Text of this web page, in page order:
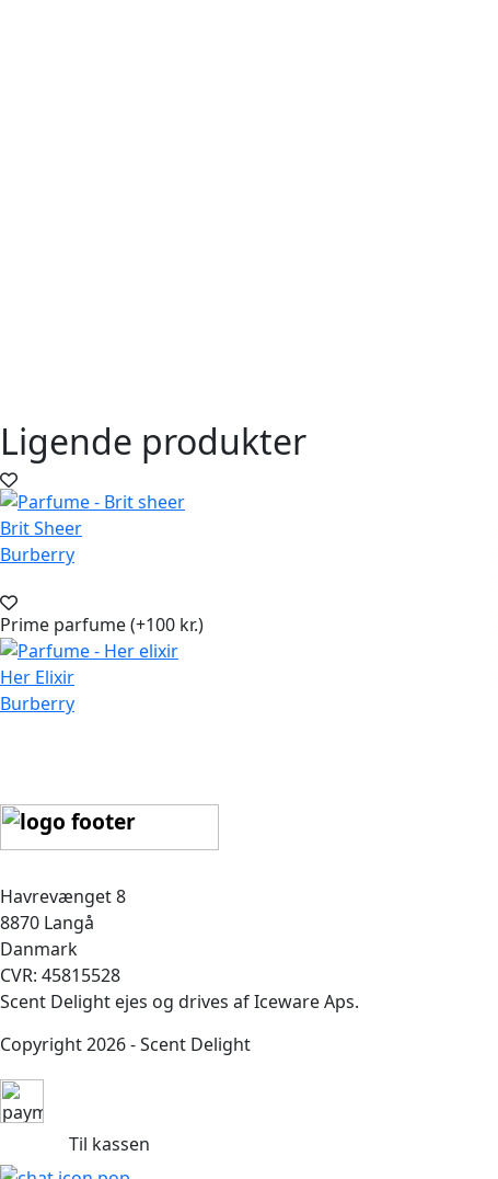
Ligende produkter
Brit Sheer
Burberry
Prime parfume (+100 kr.)
Her Elixir
Burberry
Havrevænget 8
8870 Langå
Danmark
CVR: 45815528
Scent Delight ejes og drives af Iceware Aps.
Copyright 2026 - Scent Delight
Til kassen